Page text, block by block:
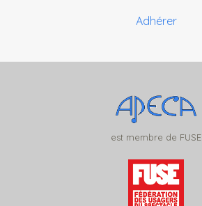
Adhérer
est membre de FUSE